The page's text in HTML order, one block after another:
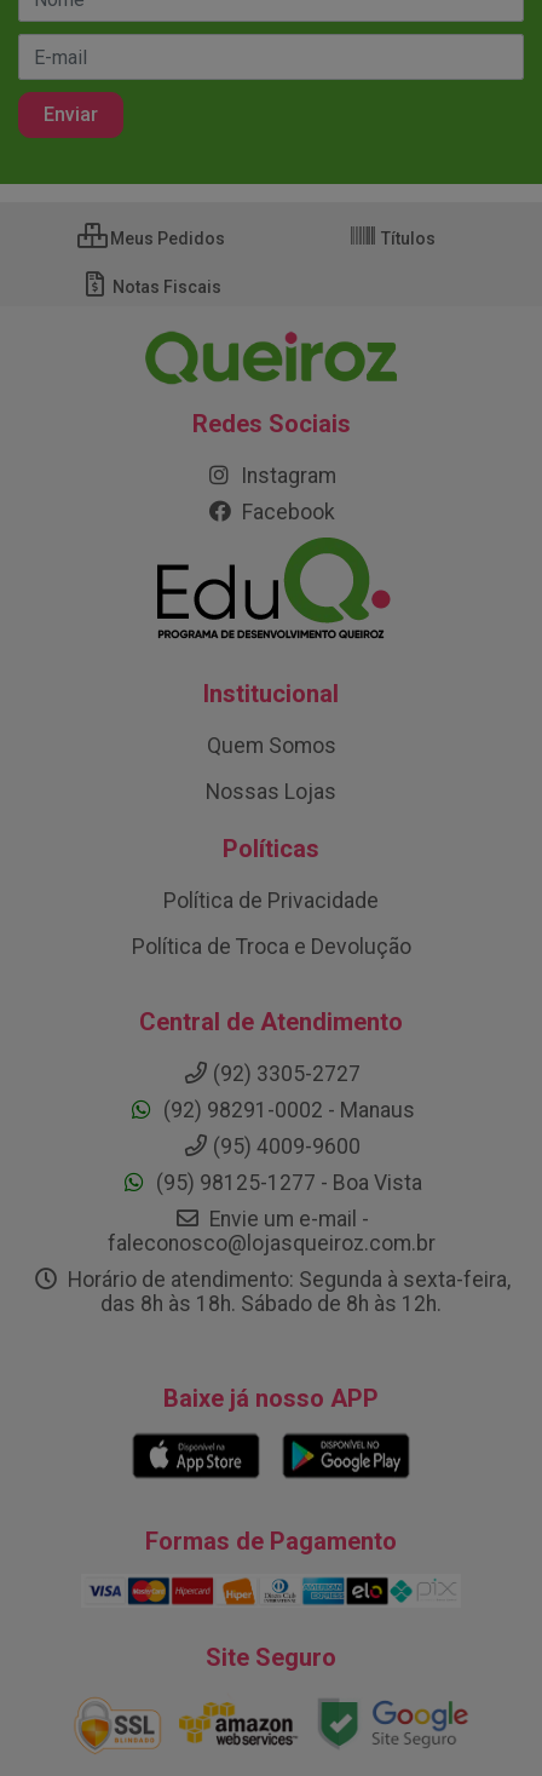
Meus Pedidos Títulos
Notas Fiscais
Redes Sociais
Instagram
Facebook
Institucional
Quem Somos
Nossas Lojas
Políticas
Política de Privacidade
Política de Troca e Devolução
Central de Atendimento
(92) 3305-2727
(92) 98291-0002 - Manaus
(95) 4009-9600
(95) 98125-1277 - Boa Vista
Envie um e-mail -
faleconosco@lojasqueiroz.com.br
Horário de atendimento: Segunda à sexta-feira,
das 8h às 18h. Sábado de 8h às 12h.
Baixe já nosso APP
Formas de Pagamento
Site Seguro